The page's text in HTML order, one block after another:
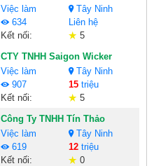
Việc làm
Tây Ninh
634
Liên hệ
Kết nối:
5
CTY TNHH Saigon Wicker
Việc làm
Tây Ninh
907
15triệu
Kết nối:
5
Công Ty TNHH Tín Thảo
Việc làm
Tây Ninh
619
12triệu
Kết nối:
0